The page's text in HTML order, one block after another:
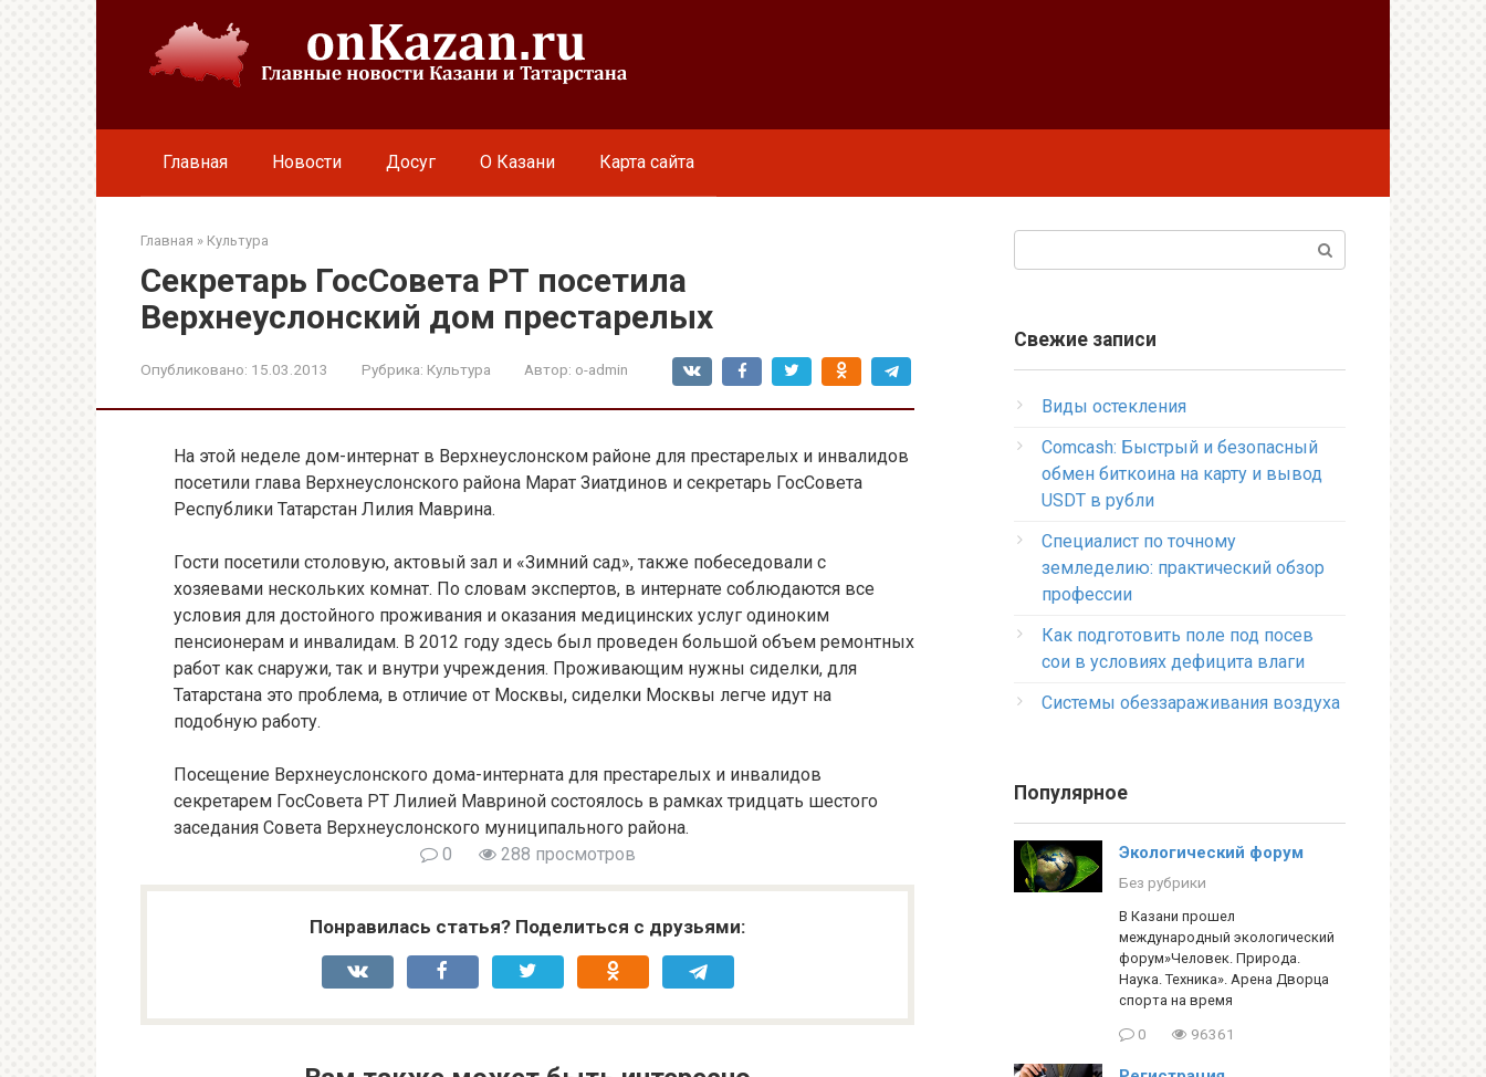
Главная Новости Досуг О Казани Карта сайта
Главная » Культура
Секретарь ГосСовета РТ посетила
Верхнеуслонский дом престарелых
Опубликовано: 15.03.2013 Рубрика: Культура Автор: o-admin
На этой неделе дом-интернат в Верхнеуслонском районе для престарелых и инвалидов
посетили глава Верхнеуслонского района Марат Зиатдинов и секретарь ГосСовета
Республики Татарстан Лилия Маврина.
Гости посетили столовую, актовый зал и «Зимний сад», также побеседовали с
хозяевами нескольких комнат. По словам экспертов, в интернате соблюдаются все
условия для достойного проживания и оказания медицинских услуг одиноким
пенсионерам и инвалидам. В 2012 году здесь был проведен большой объем ремонтных
работ как снаружи, так и внутри учреждения. Проживающим нужны сиделки, для
Татарстана это проблема, в отличие от Москвы, сиделки Москвы легче идут на
подобную работу.
Посещение Верхнеуслонского дома-интерната для престарелых и инвалидов
секретарем ГосСовета РТ Лилией Мавриной состоялось в рамках тридцать шестого
заседания Совета Верхнеуслонского муниципального района.
0
288 просмотров
Понравилась статья? Поделиться с друзьями:
Свежие записи
Виды остекления
Comcash: Быстрый и безопасный
обмен биткоина на карту и вывод
USDT в рубли
Специалист по точному
земледелию: практический обзор
профессии
Как подготовить поле под посев
сои в условиях дефицита влаги
Системы обеззараживания воздуха
Популярное
Экологический форум
Без рубрики
В Казани прошел
международный экологический
форум»Человек. Природа.
Наука. Техника». Арена Дворца
спорта на время
0 96361